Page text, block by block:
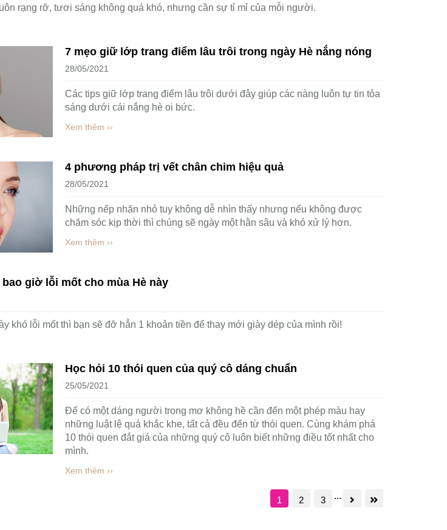
rạng rỡ, tươi sáng không quá khó, nhưng cần sự tỉ mỉ của mỗi người.
7 mẹo giữ lớp trang điểm lâu trôi trong ngày Hè nắng nóng
28/05/2021
Các tips giữ lớp trang điểm lâu trôi dưới đây giúp các nàng luôn tự tin tỏa
sáng dưới cái nắng hè oi bức.
Xem thêm ››
4 phương pháp trị vết chân chim hiệu quả
28/05/2021
Những nếp nhăn nhỏ tuy không dễ nhìn thấy nhưng nếu không được
chăm sóc kịp thời thì chúng sẽ ngày một hằn sâu và khó xử lý hơn.
Xem thêm ››
3 mẫu giày dép không bao giờ lỗi mốt cho mùa Hè này
Rõ ràng khi mua những đôi giày khó lỗi mốt thì bạn sẽ đỡ hẳn 1 khoản
25/05/2021
Để có một dáng người trong mơ không hề cần đến một phép màu hay
những luật lệ quá khắc khe, tất cả đều đến từ thói quen. Cùng khám phá
10 thói quen đắt giá của những quý cô luôn biết những điều tốt nhất cho